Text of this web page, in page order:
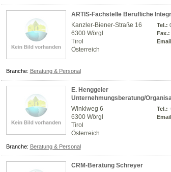
ARTIS-Fachstelle Berufliche
Kanzler-Biener-Straße 16
6300 Wörgl
Tirol
Österreich
Tel.:
Fax.:
Branche: Beratung & Personal
E. Henggeler
Unternehmungsberatung/
Winklweg 6
6300 Wörgl
Tirol
Österreich
Tel.:
Branche: Beratung & Personal
CRM-Beratung Schreyer